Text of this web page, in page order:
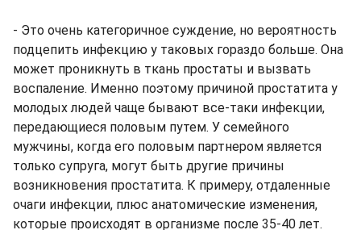
- Это очень категоричное суждение, но вероятность
подцепить инфекцию у таковых гораздо больше. Она
может проникнуть в ткань простаты и вызвать
воспаление. Именно поэтому причиной простатита у
молодых людей чаще бывают все-таки инфекции,
передающиеся половым путем. У семейного
мужчины, когда его половым партнером является
только супруга, могут быть другие причины
возникновения простатита. К примеру, отдаленные
очаги инфекции, плюс анатомические изменения,
которые происходят в организме после 35-40 лет.